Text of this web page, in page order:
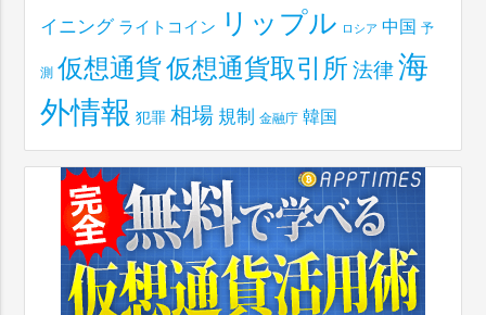
イニング ライトコイン リップル ロシア 中国 予
測 仮想通貨仮想通貨取引所 法律 海
外情報 犯罪 相場 規制 金融庁 韓国